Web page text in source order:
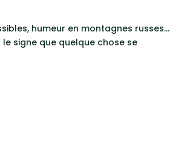
humeur en montagnes russes…
le signe que quelque chose se